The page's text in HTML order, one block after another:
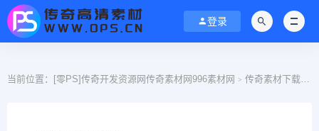
登录
当前位置： [零PS]传奇开发资源网传奇素材网996素材网 > 传奇素材下载